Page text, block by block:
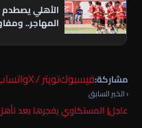
الأهلي يصطدم
المهاجر..
مشاركة:فيسبوكتويتر / X
‹ الخبر السابق
عاجل| المستكاوي يفجرها بعد